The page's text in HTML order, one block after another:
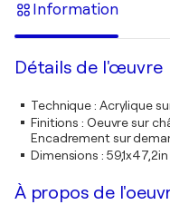
Information
Détails de l'œuvre
Technique: Acrylique
Finitions : Oeuvre sur
Encadrement sur
Dimensions : 59,1x47,2in
À propos de